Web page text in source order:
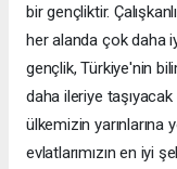
bir gençliktir.
her alanda çok daha
gençlik, Türkiye'nin
daha ileriye taşıyacak
ülkemizin
evlatlarımızın en iyi